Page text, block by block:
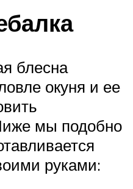
блесна
окуня и ее
мы подобно
руками: